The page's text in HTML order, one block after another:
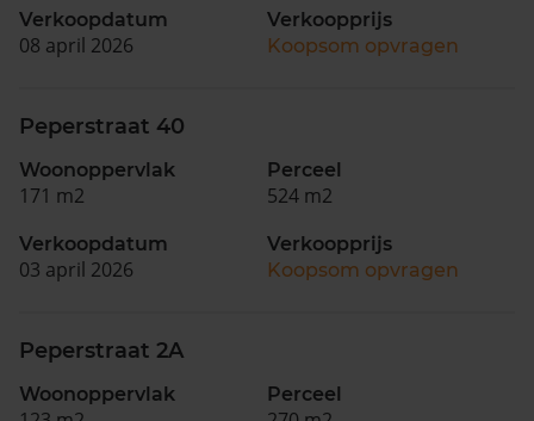
Verkoopdatum
08 april 2026
Verkoopprijs
Koopsom opvragen
Peperstraat 40
Woonoppervlak
171 m2
Perceel
524 m2
Verkoopdatum
03 april 2026
Verkoopprijs
Koopsom opvragen
Peperstraat 2A
Woonoppervlak Perceel